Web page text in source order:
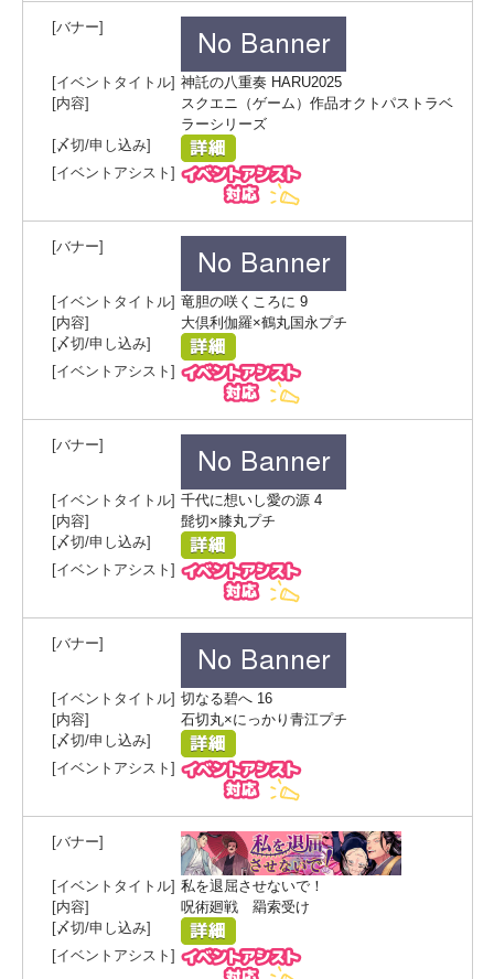
神託の八重奏 HARU2025
スクエニ（ゲーム）作品オクトパストラベ
ラーシリーズ
竜胆の咲くころに 9
大倶利伽羅×鶴丸国永プチ
千代に想いし愛の源 4
髭切×膝丸プチ
切なる碧へ 16
石切丸×にっかり青江プチ
私を退屈させないで！
呪術廻戦 羂索受け